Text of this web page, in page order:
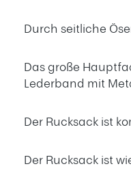
Durch seitliche
Das große
Lederband mit
Der Rucksack ist
Der Rucksack ist